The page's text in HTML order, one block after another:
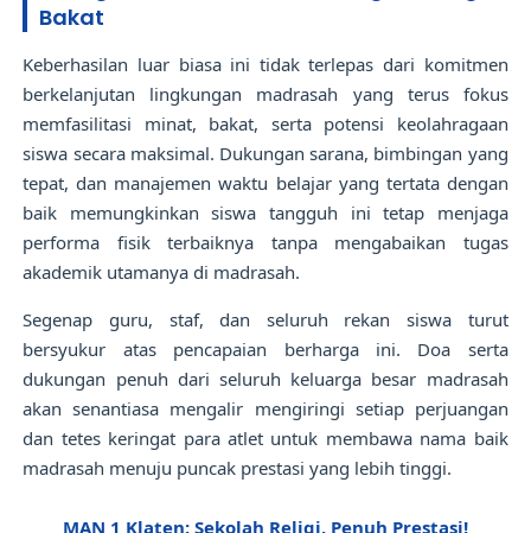
Bakat
Keberhasilan luar biasa ini tidak terlepas dari komitmen
berkelanjutan lingkungan madrasah yang terus fokus
memfasilitasi minat, bakat, serta potensi keolahragaan
siswa secara maksimal. Dukungan sarana, bimbingan yang
tepat, dan manajemen waktu belajar yang tertata dengan
baik memungkinkan siswa tangguh ini tetap menjaga
performa fisik terbaiknya tanpa mengabaikan tugas
akademik utamanya di madrasah.
Segenap guru, staf, dan seluruh rekan siswa turut
bersyukur atas pencapaian berharga ini. Doa serta
dukungan penuh dari seluruh keluarga besar madrasah
akan senantiasa mengalir mengiringi setiap perjuangan
dan tetes keringat para atlet untuk membawa nama baik
madrasah menuju puncak prestasi yang lebih tinggi.
MAN 1 Klaten: Sekolah Religi, Penuh Prestasi!